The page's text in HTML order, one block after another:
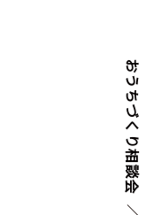
おうちづくり
相談会